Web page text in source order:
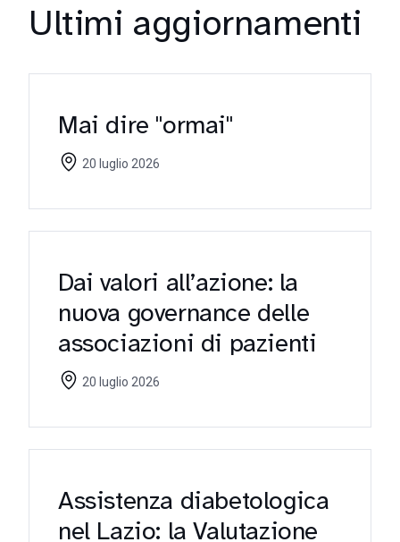
Ultimi aggiornamenti
Mai dire "ormai"
20 luglio 2026
Dai valori all’azione: la
nuova governance delle
associazioni di pazienti
20 luglio 2026
Assistenza diabetologica
nel Lazio: la Valutazione